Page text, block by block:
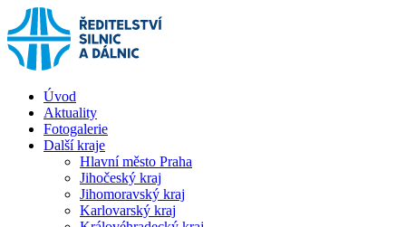
Úvod
Aktuality
Fotogalerie
Další kraje
Hlavní město Praha
Jihočeský kraj
Jihomoravský kraj
Karlovarský kraj